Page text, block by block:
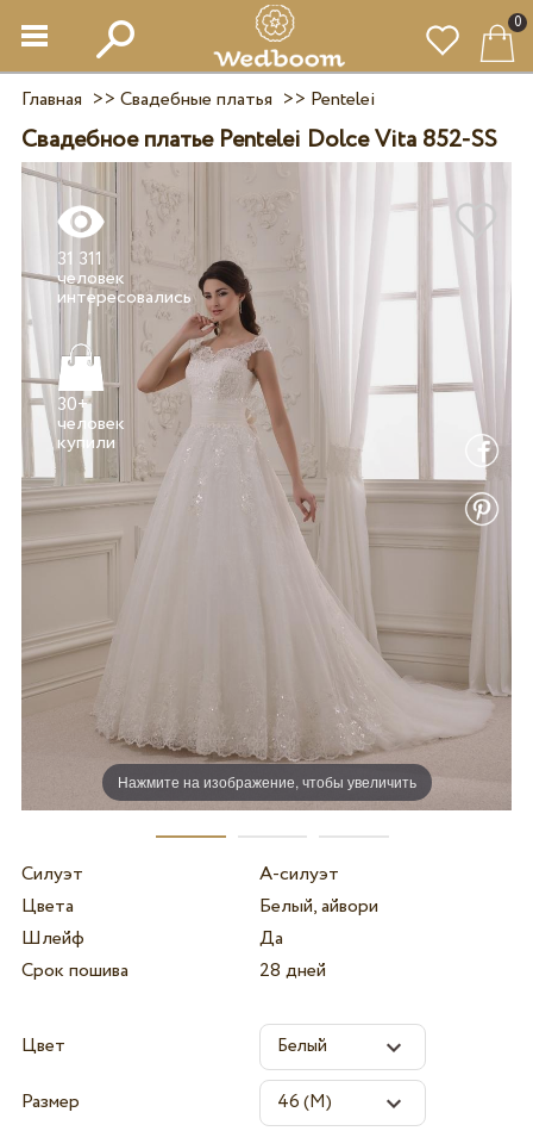
0
Главная >> Свадебные платья >> Pentelei
Свадебное платье Pentelei Dolce Vita 852-SS
Нажмите на изображение, чтобы увеличить
31 311
человек
30+
человек
Силуэт
А-силуэт
Цвета
Белый, айвори
Шлейф
Да
Срок пошива
28 дней
Цвет
Размер